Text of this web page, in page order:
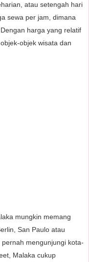
atau setengah hari
sewa per jam, dimana
harga yang relatif
objek wisata dan
mungkin memang
San Paulo atau
mengunjungi kota-
Malaka cukup